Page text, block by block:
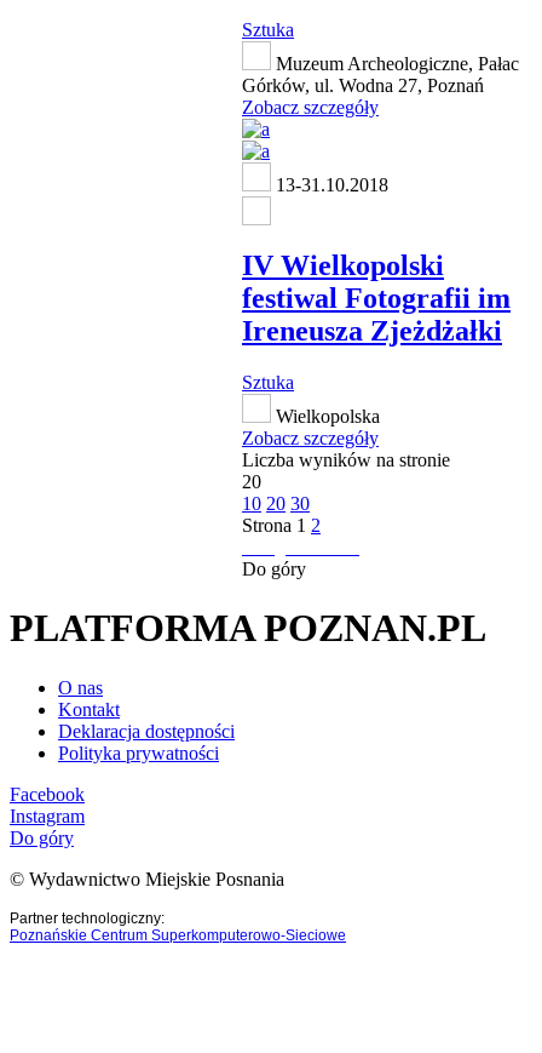
Sztuka
Muzeum Archeologiczne, Pałac
Górków, ul. Wodna 27, Poznań
Zobacz szczegóły
13-31.10.2018
IV Wielkopolski
festiwal Fotografii im
Ireneusza Zjeżdżałki
Sztuka
Wielkopolska
Zobacz szczegóły
Liczba wyników na stronie
20
10 20 30
Strona 1 2
Do góry
PLATFORMA POZNAN.PL
O nas
Kontakt
Deklaracja dostępności
Polityka prywatności
Facebook
Instagram
Do góry
© Wydawnictwo Miejskie Posnania
Partner technologiczny:
Poznańskie Centrum Superkomputerowo-Sieciowe